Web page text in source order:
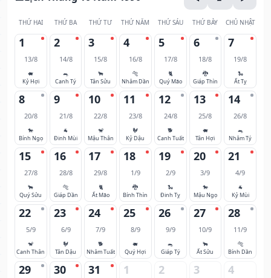
THỨ HAI THỨ BA THỨ TƯ THỨ NĂM THỨ SÁU THỨ BẢY CHỦ NHẬT
1
13/8
🐖
Kỷ Hợi
2
14/8
🐀
Canh Tý
3
15/8
🐂
Tân Sửu
4
16/8
🐅
Nhâm Dần
5
17/8
🐈
Quý Mão
6
18/8
🐉
Giáp Thìn
7
19/8
🐍
Ất Tỵ
8
20/8
🐎
Bính Ngọ
9
21/8
🐐
Đinh Mùi
10
22/8
🐒
Mậu Thân
11
23/8
🐓
Kỷ Dậu
12
24/8
🐕
Canh Tuất
13
25/8
🐖
Tân Hợi
14
26/8
🐀
Nhâm Tý
15
27/8
🐂
Quý Sửu
16
28/8
🐅
Giáp Dần
17
29/8
🐈
Ất Mão
18
1/9
🐉
Bính Thìn
19
2/9
🐍
Đinh Tỵ
20
3/9
🐎
Mậu Ngọ
21
4/9
🐐
Kỷ Mùi
22
5/9
🐒
Canh Thân
23
6/9
🐓
Tân Dậu
24
7/9
🐕
Nhâm Tuất
25
8/9
🐖
Quý Hợi
26
9/9
🐀
Giáp Tý
27
10/9
🐂
Ất Sửu
28
11/9
🐅
Bính Dần
29 30 31 1 2 3 4